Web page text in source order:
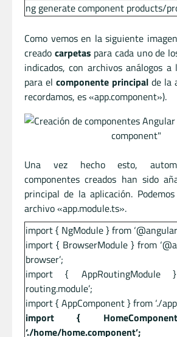
ng generate component products/
Como vemos en la siguiente
creado carpetas para cada uno de
indicados, con archivos análogos
para el componente principal de la
recordamos, es «app.component»).
Una vez hecho esto,
componentes creados han sido
principal de la aplicación.
archivo «app.module.ts».
import { NgModule } from
import { BrowserModule } from
browser’;
import { AppRoutingModule
routing.module’;
import { AppComponent } from ‘./
import {
‘./home/home.component’;